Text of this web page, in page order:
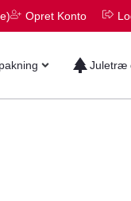
Opret Konto
Juletræ